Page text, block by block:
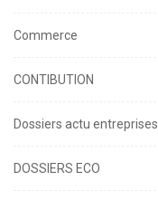
Commerce
CONTIBUTION
Dossiers actu entreprises
DOSSIERS ECO